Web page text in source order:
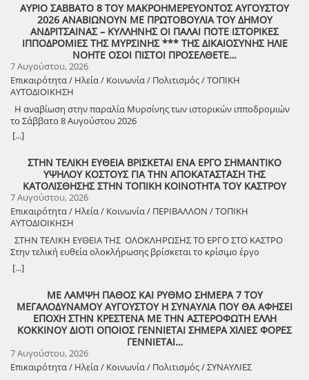
ΑΥΡΙΟ ΣΑΒΒΑΤΟ 8 ΤΟΥ ΜΑΚΡΟΗΜΕΡΕΥΟΝΤΟΣ ΑΥΓΟΥΣΤΟΥ
2026 ΑΝΑΒΙΩΝΟΥΝ ΜΕ ΠΡΩΤΟΒΟΥΛΙΑ ΤΟΥ ΔΗΜΟΥ
ΑΝΔΡΙΤΣΑΙΝΑΣ – ΚΥΛΛΗΝΗΣ ΟΙ ΠΑΛΑΙ ΠΟΤΕ ΙΣΤΟΡΙΚΕΣ
ΙΠΠΟΔΡΟΜΙΕΣ ΤΗΣ ΜΥΡΣΙΝΗΣ *** ΤΗΣ ΔΙΚΑΙΟΣΥΝΗΣ ΗΛΙΕ
ΝΟΗΤΕ ΟΣΟΙ ΠΙΣΤΟΙ ΠΡΟΣΕΛΘΕΤΕ…
7 Αυγούστου, 2026
Επικαιρότητα / Ηλεία / Κοινωνία / Πολιτισμός / ΤΟΠΙΚΗ
ΑΥΤΟΔΙΟΙΚΗΣΗ
Η αναβίωση στην παραλία Μυρσίνης των ιστορικών ιπποδρομιών
το Σάββατο 8 Αυγούστου 2026
[...]
ΣΤΗΝ ΤΕΛΙΚΗ ΕΥΘΕΙΑ ΒΡΙΣΚΕΤΑΙ ΕΝΑ ΕΡΓΟ ΣΗΜΑΝΤΙΚΟ
ΥΨΗΛΟΥ ΚΟΣΤΟΥΣ ΓΙΑ ΤΗΝ ΑΠΟΚΑΤΑΣΤΑΣΗ ΤΗΣ
ΚΑΤΟΛΙΣΘΗΣΗΣ ΣΤΗΝ ΤΟΠΙΚΗ ΚΟΙΝΟΤΗΤΑ ΤΟΥ ΚΑΣΤΡΟΥ
7 Αυγούστου, 2026
Επικαιρότητα / Ηλεία / Κοινωνία / ΠΕΡΙΒΑΛΛΟΝ / ΤΟΠΙΚΗ
ΑΥΤΟΔΙΟΙΚΗΣΗ
ΣΤΗΝ ΤΕΛΙΚΗ ΕΥΘΕΙΑ ΤΗΣ ΟΛΟΚΛΗΡΩΣΗΣ ΤΟ ΕΡΓΟ ΣΤΟ ΚΑΣΤΡΟ
Στην τελική ευθεία ολοκλήρωσης βρίσκεται το κρίσιμο έργο
αποκατάστασης της κατολίσθησης στην Τ.Κ. Κάστρου,
προϋπολογισμού 1,25 εκατομμυρίων ευρώ. Έπειτα από αυτοψία που
Λέντζας, μαζί με κλιμάκιο της Τεχνικής Υπηρεσίας και εκπροσώπους
της δημοτικής αρχής, διαπιστώθηκε πως οι παρεμβάσεις προχωρούν
άμεσα και αυστηρά εντός των χρονοδιαγραμμάτων. ​Το έργο
χρηματοδοτείται από το Εθνικό Πρόγραμμα Ανάπτυξης και στο
πλαίσιο των εξειδικευμένων εργασιών πραγματοποιήθηκαν
εκσκαφές για την απομάκρυνση των χαλαρών εδαφών,
κατασκευάστηκε ισχυρός τοίχος αντιστήριξης και τοποθετήθηκε
[...]
ΜΕ ΛΑΜΨΗ ΠΑΘΟΣ ΚΑΙ ΡΥΘΜΟ ΣΗΜΕΡΑ 7 ΤΟΥ
ΜΕΓΑΛΟΔΥΝΑΜΟΥ ΑΥΓΟΥΣΤΟΥ Η ΣΥΝΑΥΛΙΑ ΠΟΥ ΘΑ ΑΦΗΣΕΙ
ΕΠΟΧΗ ΣΤΗΝ ΚΡΕΣΤΕΝΑ ΜΕ ΤΗΝ ΑΣΤΕΡΟΦΩΤΗ ΕΛΛΗ
ΚΟΚΚΙΝΟΥ ΔΙΟΤΙ ΟΠΟΙΟΣ ΓΕΝΝΙΕΤΑΙ ΣΗΜΕΡΑ ΧΙΛΙΕΣ ΦΟΡΕΣ
ΓΕΝΝΙΕΤΑΙ…
7 Αυγούστου, 2026
Επικαιρότητα / Ηλεία / Κοινωνία / Πολιτισμός / ΣΥΝΑΥΛΙΕΣ